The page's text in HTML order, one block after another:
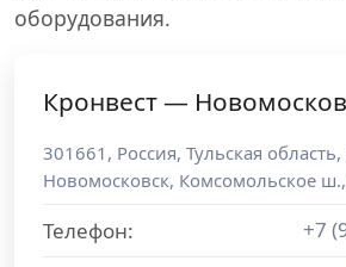
оборудования.
Кронвест —
301661 , Россия, Тульская область,
Новомосковск, Комсомольское
Телефон:
+7